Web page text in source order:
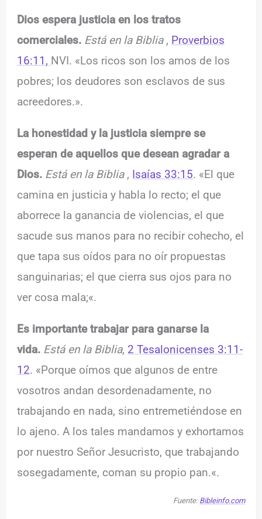
Dios espera justicia en los tratos
comerciales. Está en la Biblia, Proverbios
16:11, NVI. «Los ricos son los amos de los
pobres; los deudores son esclavos de sus
acreedores.».
La honestidad y la justicia siempre se
esperan de aquellos que desean agradar a
Dios. Está en la Biblia, Isaías 33:15. «El que
camina en justicia y habla lo recto; el que
aborrece la ganancia de violencias, el que
sacude sus manos para no recibir cohecho, el
que tapa sus oídos para no oír propuestas
sanguinarias; el que cierra sus ojos para no
ver cosa mala;«.
Es importante trabajar para ganarse la
vida. Está en la Biblia, 2 Tesalonicenses 3:11-
12. «Porque oímos que algunos de entre
vosotros andan desordenadamente, no
trabajando en nada, sino entremetiéndose en
lo ajeno. A los tales mandamos y exhortamos
por nuestro Señor Jesucristo, que trabajando
sosegadamente, coman su propio pan.«.
Fuente: Bibleinfo.com